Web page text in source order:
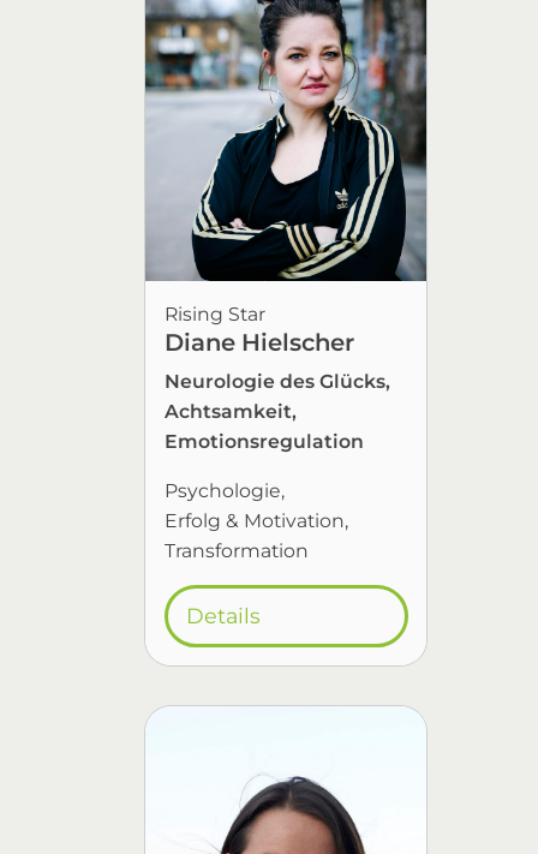
Rising Star
Diane Hielscher
Neurologie des Glücks,
Achtsamkeit,
Emotionsregulation
Psychologie
Erfolg & Motivation
Transformation
Details